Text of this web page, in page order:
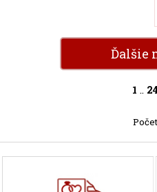
Ďalšie
1 .. 24